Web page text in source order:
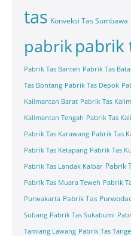
tas Konveksi Tas Sumbawa
pabrikpabrik
Pabrik Tas Banten Pabrik Tas
Tas Bontang Pabrik Tas Depok
Kalimantan Barat Pabrik Tas
Kalimantan Tengah Pabrik Tas
Pabrik Tas Karawang Pabrik Tas
Pabrik Tas Ketapang Pabrik Tas
Pabrik Tas Landak Kalbar Pabrik
Pabrik Tas Muara Teweh Pabrik
Purwakarta Pabrik Tas
Subang Pabrik Tas Sukabumi
Tamiang Lawang Pabrik Tas